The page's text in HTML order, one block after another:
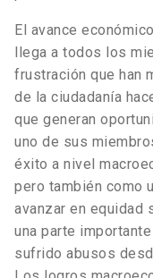
El avance
llega a todos los
frustración que han
de la ciudadanía
que generan
uno de sus
éxito a nivel
pero también como
avanzar en equidad
una parte
sufrido abusos